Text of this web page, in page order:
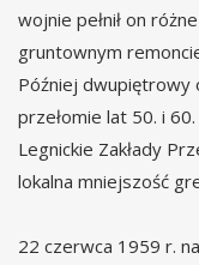
wojnie pełnił on
gruntownym
Później dwupiętrowy
przełomie lat 50. i
Legnickie Zakłady
lokalna mniejszość
22 czerwca 1959 r.